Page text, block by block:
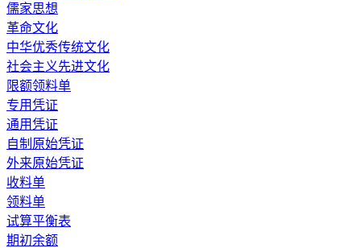
儒家思想
革命文化
中华优秀传统文化
社会主义先进文化
限额领料单
专用凭证
通用凭证
自制原始凭证
外来原始凭证
收料单
领料单
试算平衡表
期初余额